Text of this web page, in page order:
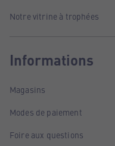
Notre vitrine à trophées
Informations
Magasins
Modes de paiement
Foire aux questions